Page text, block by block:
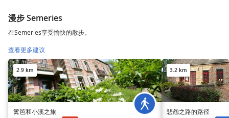
漫步 Semeries
在Semeries享受愉快的散步。
查看更多建议
2.9 km
篱笆和小溪之旅
3.2 km
悲怨之路的路径